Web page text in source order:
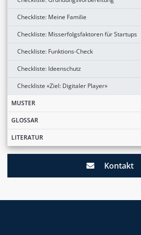
Checkliste: Meine Familie
Checkliste: Misserfolgsfaktoren für Startups
Checkliste: Funktions-Check
Checkliste: Ideenschutz
Checkliste «Ziel: Digitaler Player»
MUSTER
GLOSSAR
LITERATUR
Kontakt